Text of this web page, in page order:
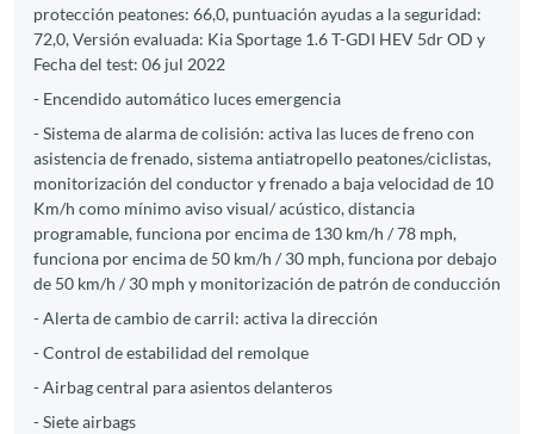
protección peatones: 66,0, puntuación ayudas a la seguridad:
72,0, Versión evaluada: Kia Sportage 1.6 T-GDI HEV 5dr OD y
Fecha del test: 06 jul 2022
- Encendido automático luces emergencia
- Sistema de alarma de colisión: activa las luces de freno con
asistencia de frenado, sistema antiatropello peatones/ciclistas,
monitorización del conductor y frenado a baja velocidad de 10
Km/h como mínimo aviso visual/ acústico, distancia
programable, funciona por encima de 130 km/h / 78 mph,
funciona por encima de 50 km/h / 30 mph, funciona por debajo
de 50 km/h / 30 mph y monitorización de patrón de conducción
- Alerta de cambio de carril: activa la dirección
- Control de estabilidad del remolque
- Airbag central para asientos delanteros
- Siete airbags